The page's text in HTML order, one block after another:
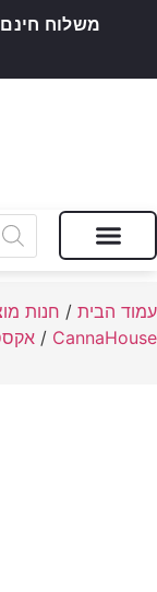
משלוח חינם
עמוד הבית / חנות
CannaHouse
/